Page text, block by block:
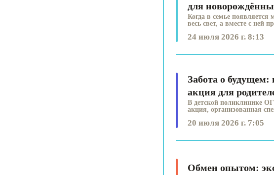
для
Когда в семье появляется
весь свет, а вместе с ней
24 июля 2026 г. 8:13
Забота о
акция для
В детской поликлинике
акция, организованная
20 июля 2026 г. 7:05
Обмен опытом: